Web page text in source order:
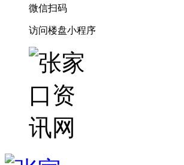
微信扫码
访问楼盘小程序